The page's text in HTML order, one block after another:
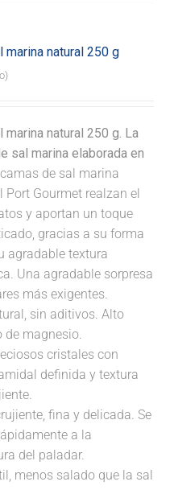
marina natural 250 g
marina natural 250 g. La
sal marina elaborada en
de sal marina
Port Gourmet realzan el
y aportan un toque
gracias a su forma
agradable textura
Una agradable sorpresa
más exigentes.
sin aditivos. Alto
de magnesio.
cristales con
definida y textura
fina y delicada. Se
a la
del paladar.
menos salado que la sal